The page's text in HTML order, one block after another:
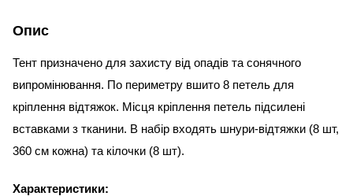
Опис
Тент призначено для захисту від опадів та сонячного
випромінювання. По периметру вшито 8 петель для
кріплення відтяжок. Місця кріплення петель підсилені
вставками з тканини. В набір входять шнури-відтяжки (8 шт,
360 см кожна) та кілочки (8 шт).
Характеристики: